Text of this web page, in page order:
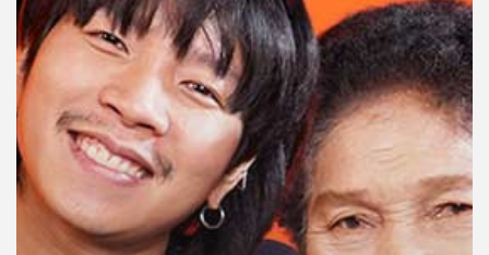
เพลง
บทความ